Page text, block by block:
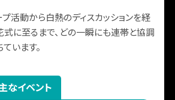
活動から白熱のディスカッションを経
に至るまで、どの一瞬にも連帯と協調
います。
なイベント